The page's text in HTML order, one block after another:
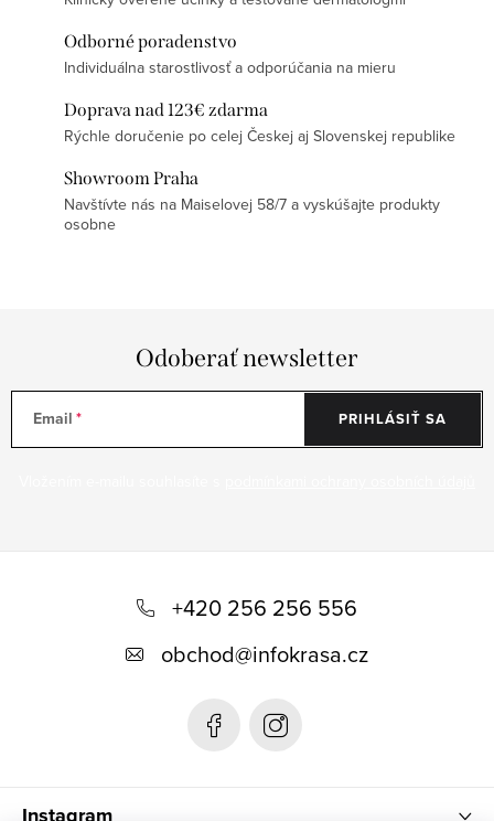
Odborné poradenstvo
Individuálna starostlivosť a odporúčania na mieru
Doprava nad 123€ zdarma
Rýchle doručenie po celej Českej aj Slovenskej republike
Showroom Praha
Navštívte nás na Maiselovej 58/7 a vyskúšajte produkty
osobne
Odoberať newsletter
Email PRIHLÁSIŤ SA
+420 256 256 556
obchod@infokrasa.cz